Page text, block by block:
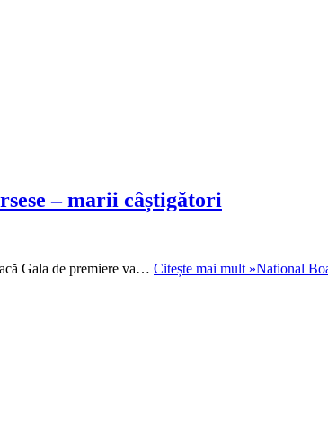
– marii câștigători
Gala de premiere va… Citește mai mult »National